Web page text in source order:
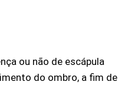
ou não de escápula
do ombro, a fim de